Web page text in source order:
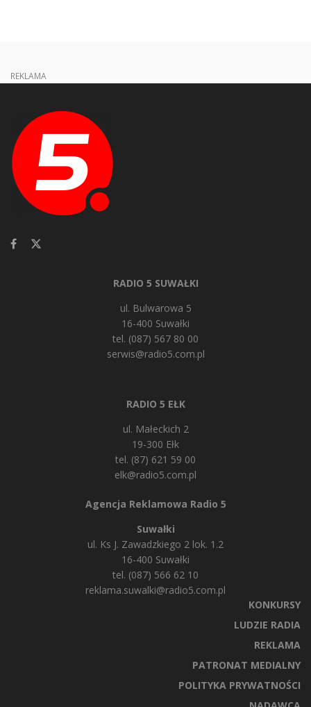
REKLAMA
RADIO 5 SUWAŁKI
ul. Bulwarowa 5
16-400 Suwałki
tel. (087) 567 80 00
serwis@radio5.com.pl
RADIO 5 EŁK
ul. Małeckich 2
19-300 Ełk
tel. (87) 621 59 00
elk@radio5.com.pl
Agencja Reklamowa Radio 5
Suwałki
ul. Ks J. Zawadzkiego 2 lok. 1.2
16-400 Suwałki
tel. (087) 566 62 10
reklama.suwalki@radio5.com.pl
KONKURSY
LUDZIE RADIA
REKLAMA
PATRONAT MEDIALNY
POLITYKA PRYWATNOŚCI